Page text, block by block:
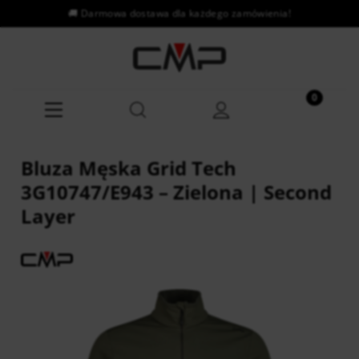
Bluza Męska Grid Tech
3G10747/E943 – Zielona | Second
Layer